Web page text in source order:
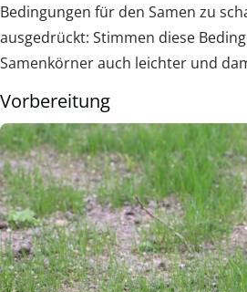
Bedingungen für den Samen zu
ausgedrückt: Stimmen diese
Samenkörner auch leichter und
Vorbereitung